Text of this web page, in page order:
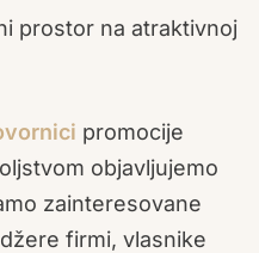
prostor na atraktivnoj
promocije
objavljujemo
zainteresovane
firmi, vlasnike